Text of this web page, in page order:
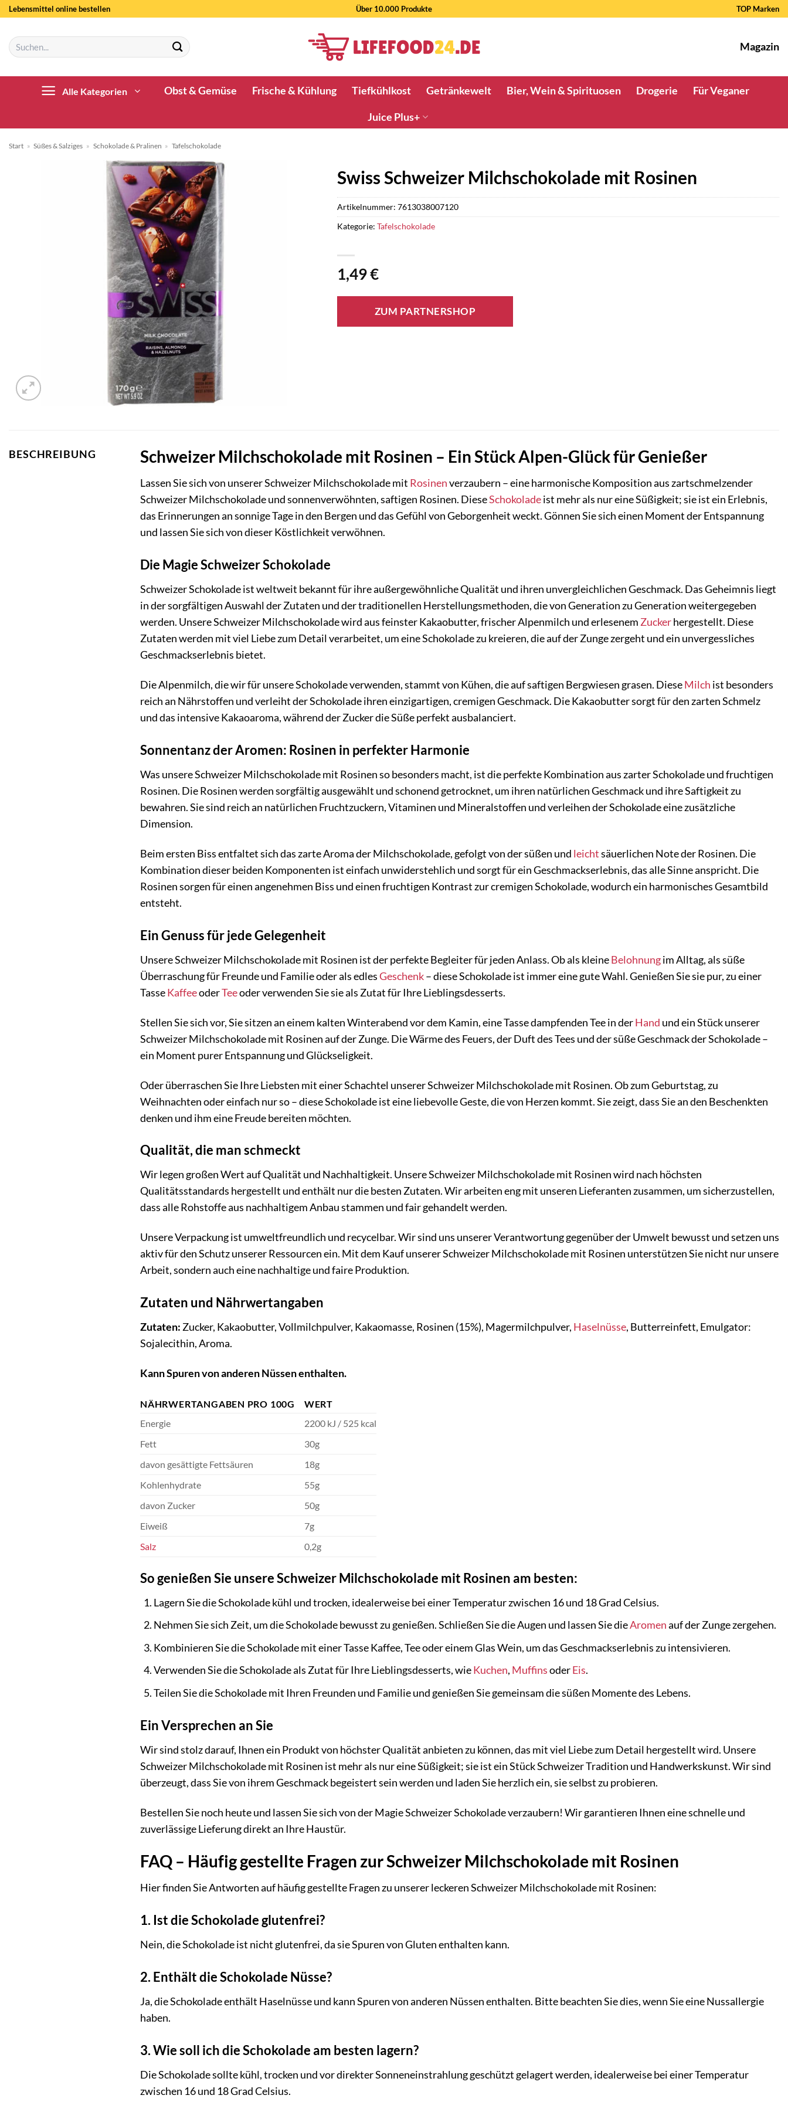
Zum
springen
Lebensmittel online bestellen Über 10.000 Produkte TOP Marken
Suchen
nach:
Magazin
Alle Kategorien Obst & Gemüse Frische & Kühlung Tiefkühlkost Getränkewelt Bier, Wein & Spirituosen Drogerie Für Veganer
Juice Plus+
Start » Süßes & Salziges » Schokolade & Pralinen » Tafelschokolade
Swiss Schweizer Milchschokolade mit Rosinen
1,49€
ZUM PARTNERSHOP
Artikelnummer: 7613038007120
Kategorie: Tafelschokolade
BESCHREIBUNG Schweizer Milchschokolade mit Rosinen – Ein Stück Alpen-Glück für Genießer
Lassen Sie sich von unserer Schweizer Milchschokolade mit Rosinenverzaubern – eine harmonische Komposition aus zartschmelzender
Schweizer Milchschokolade und sonnenverwöhnten, saftigen Rosinen. DieseSchokoladeist mehr als nur eine Süßigkeit; sie ist ein Erlebnis,
das Erinnerungen an sonnige Tage in den Bergen und das Gefühl von Geborgenheit weckt. Gönnen Sie sich einen Moment der Entspannung
und lassen Sie sich von dieser Köstlichkeit verwöhnen.
Die Magie Schweizer Schokolade
Schweizer Schokolade ist weltweit bekannt für ihre außergewöhnliche Qualität und ihren unvergleichlichen Geschmack. Das Geheimnis liegt
in der sorgfältigen Auswahl der Zutaten und der traditionellen Herstellungsmethoden, die von Generation zu Generation weitergegeben
werden. Unsere Schweizer Milchschokolade wird aus feinster Kakaobutter, frischer Alpenmilch und erlesenemZuckerhergestellt. Diese
Zutaten werden mit viel Liebe zum Detail verarbeitet, um eine Schokolade zu kreieren, die auf der Zunge zergeht und ein unvergessliches
Geschmackserlebnis bietet.
Die Alpenmilch, die wir für unsere Schokolade verwenden, stammt von Kühen, die auf saftigen Bergwiesen grasen. DieseMilch ist besonders
reich an Nährstoffen und verleiht der Schokolade ihren einzigartigen, cremigen Geschmack. Die Kakaobutter sorgt für den zarten Schmelz
und das intensive Kakaoaroma, während der Zucker die Süße perfekt ausbalanciert.
Sonnentanz der Aromen: Rosinen in perfekter Harmonie
Was unsere Schweizer Milchschokolade mit Rosinen so besonders macht, ist die perfekte Kombination aus zarter Schokolade und fruchtigen
Rosinen. Die Rosinen werden sorgfältig ausgewählt und schonend getrocknet, um ihren natürlichen Geschmack und ihre Saftigkeit zu
bewahren. Sie sind reich an natürlichen Fruchtzuckern, Vitaminen und Mineralstoffen und verleihen der Schokolade eine zusätzliche
Dimension.
Beim ersten Biss entfaltet sich das zarte Aroma der Milchschokolade, gefolgt von der süßen und leichtsäuerlichen Note der Rosinen. Die
Kombination dieser beiden Komponenten ist einfach unwiderstehlich und sorgt für ein Geschmackserlebnis, das alle Sinne anspricht. Die
Rosinen sorgen für einen angenehmen Biss und einen fruchtigen Kontrast zur cremigen Schokolade, wodurch ein harmonisches Gesamtbild
entsteht.
Ein Genuss für jede Gelegenheit
Unsere Schweizer Milchschokolade mit Rosinen ist der perfekte Begleiter für jeden Anlass. Ob als kleineBelohnungim Alltag, als süße
Überraschung für Freunde und Familie oder als edlesGeschenk– diese Schokolade ist immer eine gute Wahl. Genießen Sie sie pur, zu einer
TasseKaffeeoderTeeoder verwenden Sie sie als Zutat für Ihre Lieblingsdesserts.
Stellen Sie sich vor, Sie sitzen an einem kalten Winterabend vor dem Kamin, eine Tasse dampfenden Tee in derHand und ein Stück unserer
Schweizer Milchschokolade mit Rosinen auf der Zunge. Die Wärme des Feuers, der Duft des Tees und der süße Geschmack der Schokolade –
ein Moment purer Entspannung und Glückseligkeit.
Oder überraschen Sie Ihre Liebsten mit einer Schachtel unserer Schweizer Milchschokolade mit Rosinen. Ob zum Geburtstag, zu
Weihnachten oder einfach nur so – diese Schokolade ist eine liebevolle Geste, die von Herzen kommt. Sie zeigt, dass Sie an den Beschenkten
denken und ihm eine Freude bereiten möchten.
Qualität, die man schmeckt
Wir legen großen Wert auf Qualität und Nachhaltigkeit. Unsere Schweizer Milchschokolade mit Rosinen wird nach höchsten
Qualitätsstandards hergestellt und enthält nur die besten Zutaten. Wir arbeiten eng mit unseren Lieferanten zusammen, um sicherzustellen,
dass alle Rohstoffe aus nachhaltigem Anbau stammen und fair gehandelt werden.
Unsere Verpackung ist umweltfreundlich und recycelbar. Wir sind uns unserer Verantwortung gegenüber der Umwelt bewusst und setzen uns
aktiv für den Schutz unserer Ressourcen ein. Mit dem Kauf unserer Schweizer Milchschokolade mit Rosinen unterstützen Sie nicht nur unsere
Arbeit, sondern auch eine nachhaltige und faire Produktion.
Zutaten und Nährwertangaben
Zutaten:Zucker, Kakaobutter, Vollmilchpulver, Kakaomasse, Rosinen (15%), Magermilchpulver, Haselnüsse, Butterreinfett, Emulgator:
Sojalecithin, Aroma.
Kann Spuren von anderen Nüssen enthalten.
NÄHRWERTANGABEN PRO 100G
WERT
Energie
2200 kJ / 525 kcal
Fett
30g
davon gesättigte Fettsäuren
18g
Kohlenhydrate
55g
davon Zucker
50g
Eiweiß
7g
Salz
0,2g
So genießen Sie unsere Schweizer Milchschokolade mit Rosinen am besten:
Lagern Sie die Schokolade kühl und trocken, idealerweise bei einer Temperatur zwischen 16 und 18 Grad Celsius.
Nehmen Sie sich Zeit, um die Schokolade bewusst zu genießen. Schließen Sie die Augen und lassen Sie dieAromenauf der Zunge zergehen.
Kombinieren Sie die Schokolade mit einer Tasse Kaffee, Tee oder einem Glas Wein, um das Geschmackserlebnis zu intensivieren.
Verwenden Sie die Schokolade als Zutat für Ihre Lieblingsdesserts, wieKuchen, MuffinsoderEis.
Teilen Sie die Schokolade mit Ihren Freunden und Familie und genießen Sie gemeinsam die süßen Momente des Lebens.
Ein Versprechen an Sie
Wir sind stolz darauf, Ihnen ein Produkt von höchster Qualität anbieten zu können, das mit viel Liebe zum Detail hergestellt wird. Unsere
Schweizer Milchschokolade mit Rosinen ist mehr als nur eine Süßigkeit; sie ist ein Stück Schweizer Tradition und Handwerkskunst. Wir sind
überzeugt, dass Sie von ihrem Geschmack begeistert sein werden und laden Sie herzlich ein, sie selbst zu probieren.
Bestellen Sie noch heute und lassen Sie sich von der Magie Schweizer Schokolade verzaubern! Wir garantieren Ihnen eine schnelle und
zuverlässige Lieferung direkt an Ihre Haustür.
FAQ – Häufig gestellte Fragen zur Schweizer Milchschokolade mit Rosinen
Hier finden Sie Antworten auf häufig gestellte Fragen zu unserer leckeren Schweizer Milchschokolade mit Rosinen:
1. Ist die Schokolade glutenfrei?
Nein, die Schokolade ist nicht glutenfrei, da sie Spuren von Gluten enthalten kann.
2. Enthält die Schokolade Nüsse?
Ja, die Schokolade enthält Haselnüsse und kann Spuren von anderen Nüssen enthalten. Bitte beachten Sie dies, wenn Sie eine Nussallergie
haben.
3. Wie soll ich die Schokolade am besten lagern?
Die Schokolade sollte kühl, trocken und vor direkter Sonneneinstrahlung geschützt gelagert werden, idealerweise bei einer Temperatur
zwischen 16 und 18 Grad Celsius.